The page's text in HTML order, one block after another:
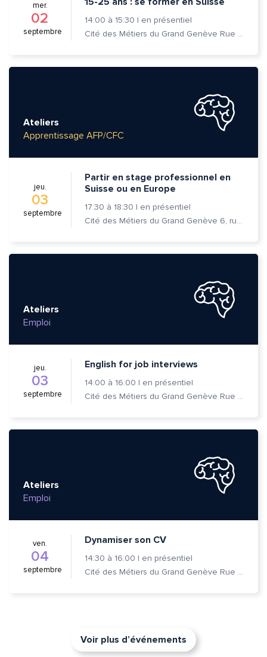
mer.
02
septembre
14:00 à 15:30 | en présentiel
Cité des Métiers du Grand Genève Rue Prévost-Martin 6 1205 Genève
Ateliers
Apprentissage AFP/CFC
jeu.
03
septembre
Partir en stage professionnel en
Suisse ou en Europe
17:30 à 18:30 | en présentiel
Cité des Métiers du Grand Genève 6, rue Prévost-Martin 1205 Genève
Ateliers
Emploi
jeu.
03
septembre
English for job interviews
14:00 à 16:00 | en présentiel
Cité des Métiers du Grand Genève Rue Prévost-Martin 6 1205 Genève
Ateliers
Emploi
ven.
04
septembre
Dynamiser son CV
14:30 à 16:00 | en présentiel
Cité des Métiers du Grand Genève Rue Prévost-Martin 6 1205 Genève
Voir plus d’événements